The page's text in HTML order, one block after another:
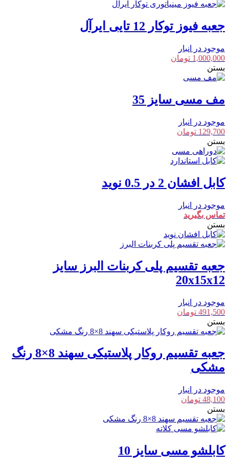
جعبه فیوز توکار 12 تایی ایرآل
موجود در انبار
1,000,000 تومان
بستن
مف مسی سایز 35
موجود در انبار
129,700 تومان
بستن
کابل افشان 2 در 0.5 نوید
موجود در انبار
تماس بگیرید
بستن
جعبه تقسیم پلی کربنات البرز سایز
20x15x12
موجود در انبار
491,500 تومان
بستن
جعبه تقسیم روکار پلاستیکی سهند 8×8 رنگ
مشکی
موجود در انبار
48,100 تومان
بستن
کابلشو مسی سایز 10